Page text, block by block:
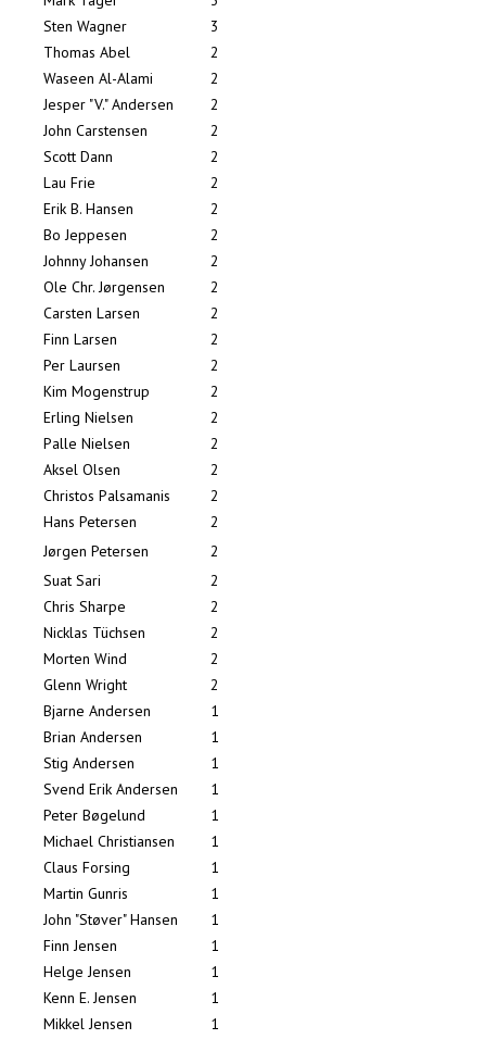
Sten Wagner
3
Thomas Abel
2
Waseen Al-Alami
2
Jesper "V." Andersen
2
John Carstensen
2
Scott Dann
2
Lau Frie
2
Erik B. Hansen
2
Bo Jeppesen
2
Johnny Johansen
2
Ole Chr. Jørgensen
2
Carsten Larsen
2
Finn Larsen
2
Per Laursen
2
Kim Mogenstrup
2
Erling Nielsen
2
Palle Nielsen
2
Aksel Olsen
2
Christos Palsamanis
2
Hans Petersen
2
Jørgen Petersen
2
Suat Sari
2
Chris Sharpe
2
Nicklas Tüchsen
2
Morten Wind
2
Glenn Wright
2
Bjarne Andersen
1
Brian Andersen
1
Stig Andersen
1
Svend Erik Andersen
1
Peter Bøgelund
1
Michael Christiansen
1
Claus Forsing
1
Martin Gunris
1
John "Støver" Hansen
1
Finn Jensen
1
Helge Jensen
1
Kenn E. Jensen
1
Mikkel Jensen
1